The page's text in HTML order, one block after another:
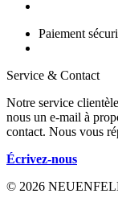
Paiement
Service & Contact
Notre service
nous un e-mail à
contact. Nous vous
Écrivez-nous
© 2026